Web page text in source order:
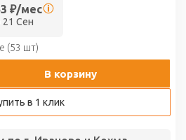
₽/мес
21 Сен
(53 шт)
В корзину
в 1 клик